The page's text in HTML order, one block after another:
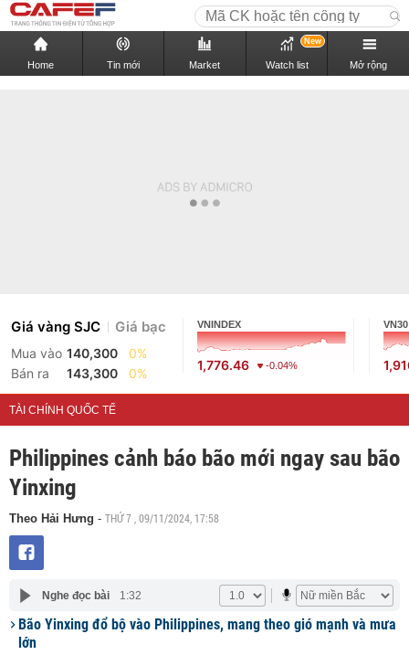
Home Tin mới Market Watch list
New
Mở rộng
Giá vàng SJC Giá bạc
Mua vào 140,300
0%
Bán ra
143,300 0%
VNINDEX
1,776.46 -0.04%
VN30
TÀI CHÍNH QUỐC TẾ
Philippines cảnh báo bão mới ngay sau bão
Yinxing
Theo Hải Hưng - THỨ 7 , 09/11/2024, 17:58
Nghe đọc bài 1:32
Bão Yinxing đổ bộ vào Philippines, mang theo gió mạnh và mưa
lớn